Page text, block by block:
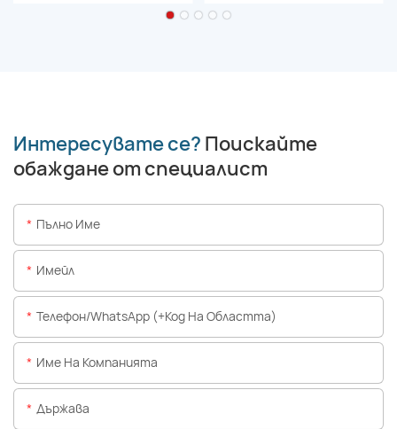
Интересувате се? Поискайте
обаждане от специалист
Пълно Име
Имейл
Телефон/WhatsApp (+Код На Областта)
Име На Компанията
Държава